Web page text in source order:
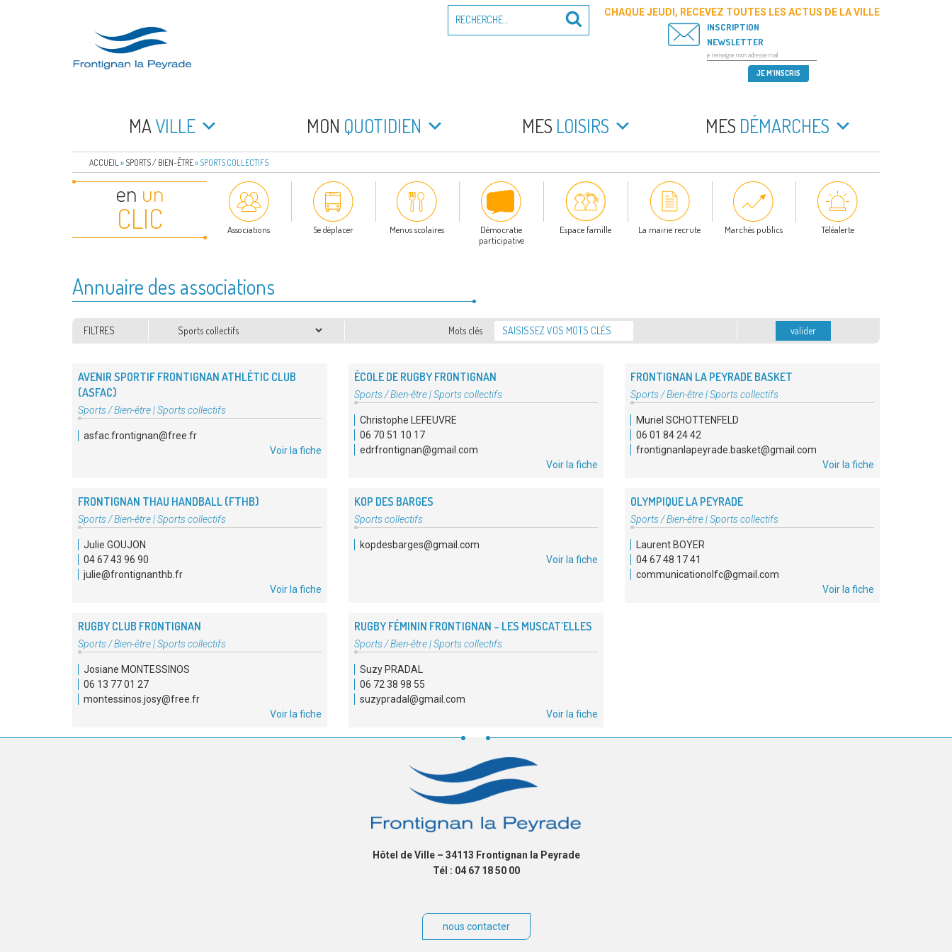
FRONTIGNAN LA PEYRADE
pour
Recherche
CHAQUE JEUDI, RECEVEZ TOUTES LES ACTUS DE LA VILLE
INSCRIPTION
NEWSLETTER
MAVILLE MON QUOTIDIEN MES LOISIRS MES DÉMARCHES
ACCUEIL » SPORTS / BIEN-ÊTRE» SPORTS COLLECTIFS
en un
CLIC Associations Se déplacer Menus scolaires
Démocratie
participative
Espace famille La mairie recrute Marchés publics Téléalerte
Annuaire des associations
FILTRES Thématiques Mots clés valider
AVENIR SPORTIF FRONTIGNAN ATHLÉTIC CLUB
(ASFAC)
Type
:
Sports / Bien-être|Sports collectifs
asfac.frontignan@free.fr
Voir la fiche
ÉCOLE DE RUGBY FRONTIGNAN
Type
:
Sports / Bien-être|Sports collectifs
Christophe LEFEUVRE
06 70 51 10 17
edrfrontignan@gmail.com
Voir la fiche
FRONTIGNAN LA PEYRADE BASKET
Type
:
Sports / Bien-être|Sports collectifs
Muriel SCHOTTENFELD
06 01 84 24 42
frontignanlapeyrade.basket@gmail.com
Voir la fiche
FRONTIGNAN THAU HANDBALL (FTHB)
Type
:
Sports / Bien-être|Sports collectifs
Julie GOUJON
04 67 43 96 90
julie@frontignanthb.fr
Voir la fiche
KOP DES BARGES
Type
:
Sports collectifs
kopdesbarges@gmail.com
Voir la fiche
OLYMPIQUE LA PEYRADE
Type
:
Sports / Bien-être|Sports collectifs
Laurent BOYER
04 67 48 17 41
communicationolfc@gmail.com
Voir la fiche
RUGBY CLUB FRONTIGNAN
Type
:
Sports / Bien-être|Sports collectifs
Josiane MONTESSINOS
06 13 77 01 27
montessinos.josy@free.fr
Voir la fiche
RUGBY FÉMININ FRONTIGNAN – LES MUSCAT’ELLES
Type
:
Sports / Bien-être|Sports collectifs
Suzy PRADAL
06 72 38 98 55
suzypradal@gmail.com
Voir la fiche
Hôtel de Ville – 34113 Frontignan la Peyrade
Tél : 04 67 18 50 00
nous contacter